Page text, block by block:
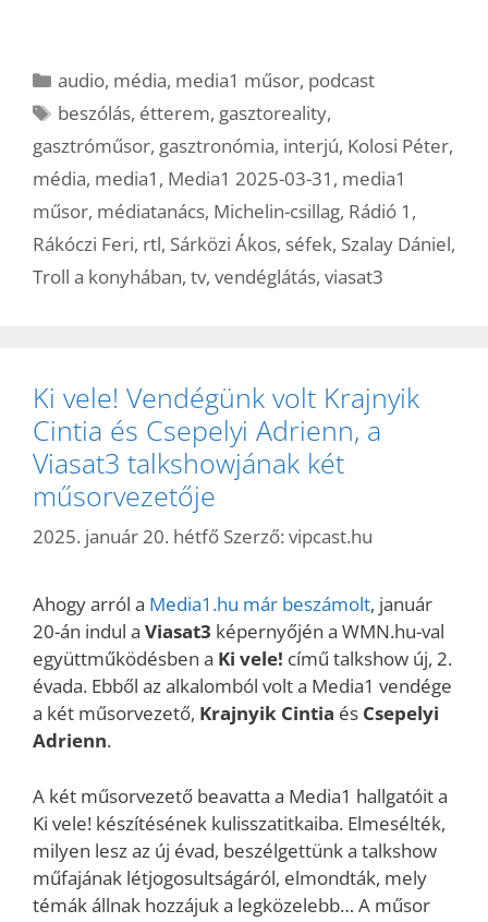
Kategória
audio, média, media1 műsor, podcast
Címkék
beszólás, étterem, gasztoreality,
gasztróműsor, gasztronómia, interjú, Kolosi Péter,
média, media1 , Media1 2025-03-31 , media1
műsor, médiatanács, Michelin-csillag, Rádió 1 ,
Rákóczi Feri, rtl, Sárközi Ákos, séfek, Szalay Dániel,
Troll a konyhában, tv, vendéglátás, viasat3
Ki vele! Vendégünk volt Krajnyik
Cintia és Csepelyi Adrienn, a
Viasat3 talkshowjának két
műsorvezetője
2025. január 20. hétfő Szerző: vipcast.hu
Ahogy arról a Media1.hu már beszámolt, január
20-án indul a Viasat3 képernyőjén a WMN.hu-val
együttműködésben a Ki vele! című talkshow új, 2.
évada. Ebből az alkalomból volt a Media1 vendége
a két műsorvezető, Krajnyik Cintia és Csepelyi
Adrienn.
A két műsorvezető beavatta a Media1 hallgatóit a
Ki vele! készítésének kulisszatitkaiba. Elmesélték,
milyen lesz az új évad, beszélgettünk a talkshow
műfajának létjogosultságáról, elmondták, mely
témák állnak hozzájuk a legközelebb… A műsor